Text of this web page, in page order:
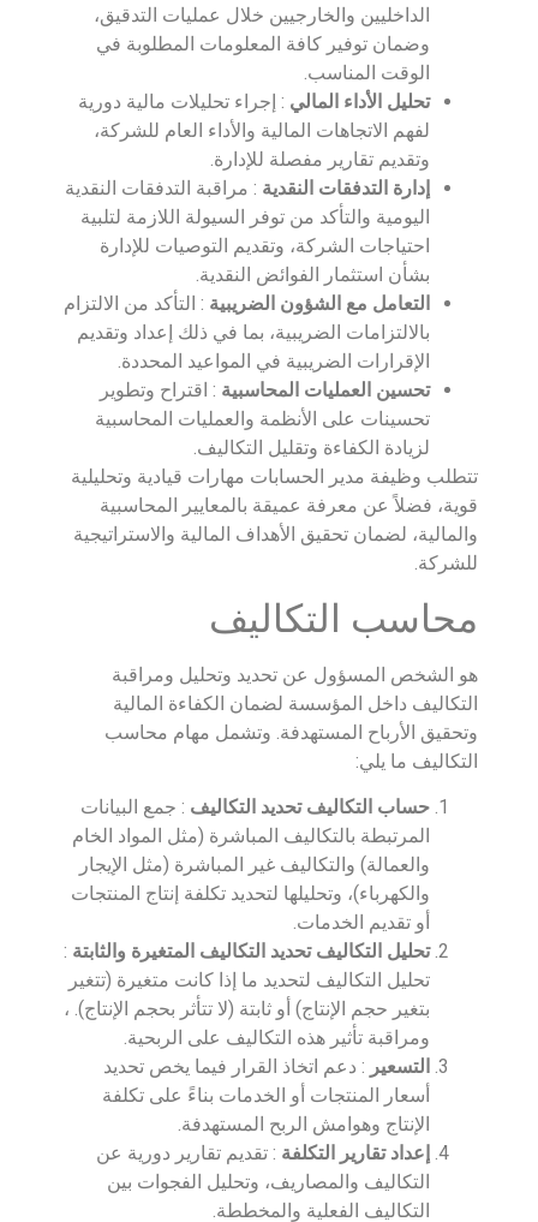
الداخليين والخارجيين خلال عمليات التدقيق،
وضمان توفير كافة المعلومات المطلوبة في
الوقت المناسب.
تحليل الأداء المالي : إجراء تحليلات مالية دورية
لفهم الاتجاهات المالية والأداء العام للشركة،
وتقديم تقارير مفصلة للإدارة.
إدارة التدفقات النقدية : مراقبة التدفقات النقدية
اليومية والتأكد من توفر السيولة اللازمة لتلبية
احتياجات الشركة، وتقديم التوصيات للإدارة
بشأن استثمار الفوائض النقدية.
التعامل مع الشؤون الضريبية : التأكد من الالتزام
بالالتزامات الضريبية، بما في ذلك إعداد وتقديم
الإقرارات الضريبية في المواعيد المحددة.
تحسين العمليات المحاسبية : اقتراح وتطوير
تحسينات على الأنظمة والعمليات المحاسبية
لزيادة الكفاءة وتقليل التكاليف.
تتطلب وظيفة مدير الحسابات مهارات قيادية وتحليلية
قوية، فضلاً عن معرفة عميقة بالمعايير المحاسبية
والمالية، لضمان تحقيق الأهداف المالية والاستراتيجية
للشركة.
محاسب التكاليف
هو الشخص المسؤول عن تحديد وتحليل ومراقبة
التكاليف داخل المؤسسة لضمان الكفاءة المالية
وتحقيق الأرباح المستهدفة. وتشمل مهام محاسب
التكاليف ما يلي:
حساب التكاليف تحديد التكاليف : جمع البيانات
المرتبطة بالتكاليف المباشرة (مثل المواد الخام
والعمالة) والتكاليف غير المباشرة (مثل الإيجار
والكهرباء)، وتحليلها لتحديد تكلفة إنتاج المنتجات
أو تقديم الخدمات.
تحليل التكاليف تحديد التكاليف المتغيرة والثابتة :
تحليل التكاليف لتحديد ما إذا كانت متغيرة (تتغير
بتغير حجم الإنتاج) أو ثابتة (لا تتأثر بحجم الإنتاج). ،
ومراقبة تأثير هذه التكاليف على الربحية.
التسعير : دعم اتخاذ القرار فيما يخص تحديد
أسعار المنتجات أو الخدمات بناءً على تكلفة
الإنتاج وهوامش الربح المستهدفة.
إعداد تقارير التكلفة : تقديم تقارير دورية عن
التكاليف والمصاريف، وتحليل الفجوات بين
التكاليف الفعلية والمخططة.